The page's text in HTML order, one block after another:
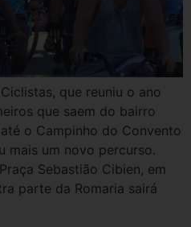
que reuniu o ano
que saem do bairro
o Campinho do Convento
mais um novo percurso.
Sebastião Cibien, em
parte da Romaria sairá